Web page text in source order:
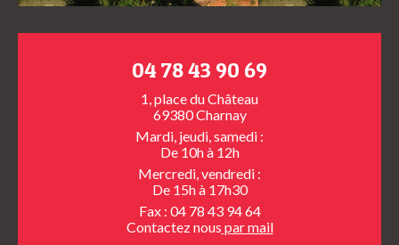
04 78 43 90 69
1, place du Château
69380 Charnay
Mardi, jeudi, samedi :
De 10h à 12h
Mercredi, vendredi :
De 15h à 17h30
Fax : 04 78 43 94 64
Contactez nous par mail